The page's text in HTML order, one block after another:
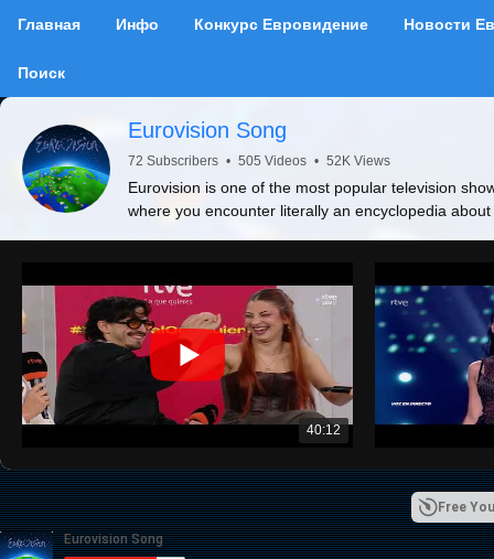
Главная Инфо Конкурс Евровидение Новости
Поиск
Eurovision Song
72 Subscribers • 505 Videos • 52K Views
Eurovision is one of the most popular television
where you encounter literally an encyclopedia
40:12
Free